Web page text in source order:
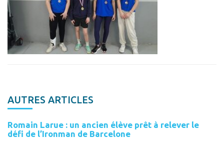
AUTRES ARTICLES
Romain Larue : un ancien élève prêt à relever le
défi de l’Ironman de Barcelone